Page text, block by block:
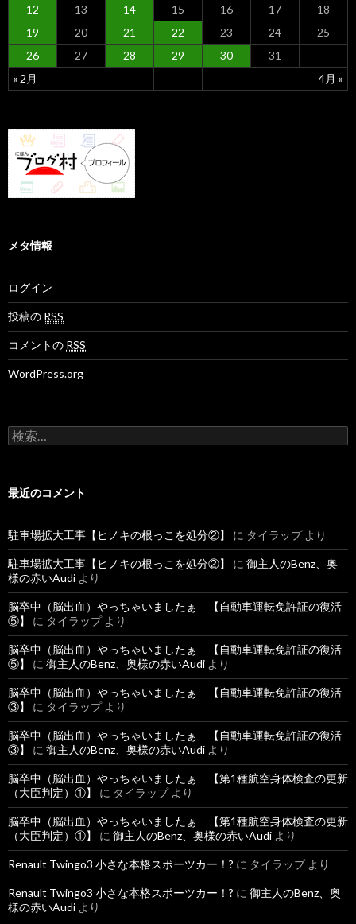
« 2月 4月 »
12
13 14 15 16 17
18
19
20 21 22 23 24
25
26
27 28 29 30 31
メタ情報
ログイン
投稿の RSS
コメントの RSS
WordPress.org
検
索
最近のコメント
駐車場拡大工事【ヒノキの根っこを処分②】 に タイラップより
駐車場拡大工事【ヒノキの根っこを処分②】 に 御主人のBenz、奥
様の赤いAudi より
脳卒中（脳出血）やっちゃいましたぁ 【自動車運転免許証の復活
⑤】
に タイラップより
脳卒中（脳出血）やっちゃいましたぁ 【自動車運転免許証の復活
⑤】
に 御主人のBenz、奥様の赤いAudi より
脳卒中（脳出血）やっちゃいましたぁ 【自動車運転免許証の復活
③】
に タイラップより
脳卒中（脳出血）やっちゃいましたぁ 【自動車運転免許証の復活
③】
に 御主人のBenz、奥様の赤いAudi より
脳卒中（脳出血）やっちゃいましたぁ 【第1種航空身体検査の更新
（大臣判定）①】
に タイラップより
脳卒中（脳出血）やっちゃいましたぁ 【第1種航空身体検査の更新
（大臣判定）①】
に 御主人のBenz、奥様の赤いAudi より
Renault Twingo3 小さな本格スポーツカー！? に タイラップより
Renault Twingo3 小さな本格スポーツカー！? に 御主人のBenz、奥
様の赤いAudi より